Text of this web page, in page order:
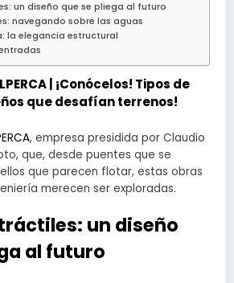
un diseño que se pliega al futuro
navegando sobre las aguas
la elegancia estructural
| ¡Conócelos! Tipos de
que desafían terrenos!
, empresa presidida por Claudio
que, desde puentes que se
que parecen flotar, estas obras
merecen ser exploradas.
un diseño
al futuro